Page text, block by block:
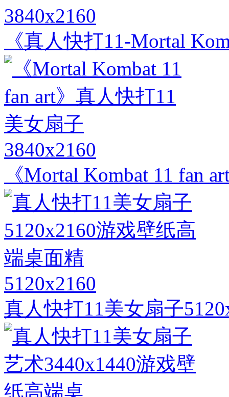
3840x2160
《真人快打11-Mortal
3840x2160
《Mortal Kombat 11 fan
5120x2160
真人快打11美女扇子